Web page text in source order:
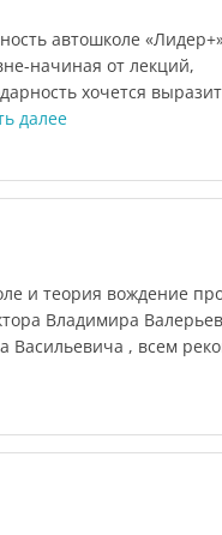
автошколе
начиная от лекций,
хочется
далее
и теория вождение
Владимира
Васильевича , всем